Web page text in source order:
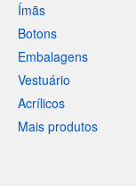
Ímãs
Botons
Embalagens
Vestuário
Acrílicos
Mais produtos